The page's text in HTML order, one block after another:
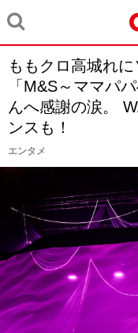
ももクロ高城れ
「M&S～ママパ
んへ感謝の涙。
ンスも！
エンタメ